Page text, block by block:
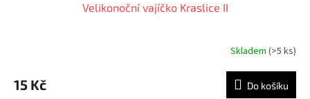
Velikonoční vajíčko Kraslice II
Skladem (>5 ks)
15 Kč Do košíku